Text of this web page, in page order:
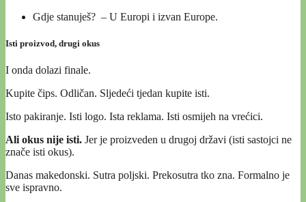
Gdje stanuješ? – U Europi i izvan Europe.
Isti proizvod, drugi okus
I onda dolazi finale.
Kupite čips. Odličan. Sljedeći tjedan kupite isti.
Isto pakiranje. Isti logo. Ista reklama. Isti osmijeh na vrećici.
Ali okus nije isti. Jer je proizveden u drugoj državi (isti sastojci ne
znače isti okus).
Danas makedonski. Sutra poljski. Prekosutra tko zna. Formalno je
sve ispravno.